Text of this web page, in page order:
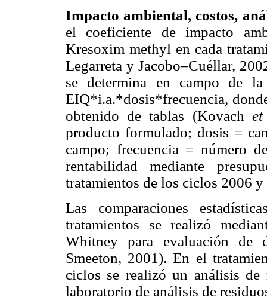
Impacto ambiental, costos,
el coeficiente de impacto
Kresoxim methyl en cada
Legarreta y Jacobo–Cuéllar,
se determina en campo de
EIQ*i.a.*dosis*frecuencia,
obtenido de tablas (Kovach
producto formulado; dosis =
campo; frecuencia = número
rentabilidad mediante
tratamientos de los ciclos 2006
Las comparaciones
tratamientos se realizó
Whitney para evaluación de
Smeeton, 2001). En el
ciclos se realizó un análisis de
laboratorio de análisis de